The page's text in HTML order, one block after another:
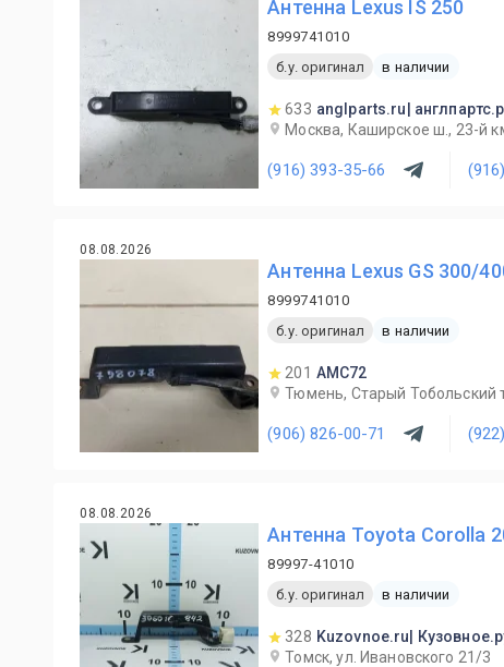
Антенна Lexus IS 250
8999741010
б.у. оригинал
в наличии
633 anglparts.ru|
Москва, Каширское ш., 23-й
(916) 393-35-66
08.08.2026
Антенна Lexus GS 300/
8999741010
б.у. оригинал
в наличии
201 AMC72
Тюмень, Старый Тобольский
(906) 826-00-71
08.08.2026
Антенна Toyota Corolla
89997-41010
б.у. оригинал
в наличии
328 Kuzovnoe.ru|
Томск, ул. Ивановского 21/3